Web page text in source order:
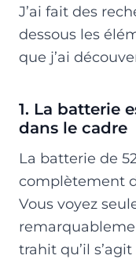
J’ai fait des
dessous les
que j’ai
1. La batterie
dans le cadre
La batterie de
complètement
Vous voyez
trahit qu’il